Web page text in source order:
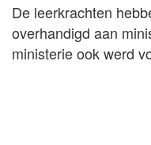
De leerkrachten
overhandigd aan
ministerie ook werd